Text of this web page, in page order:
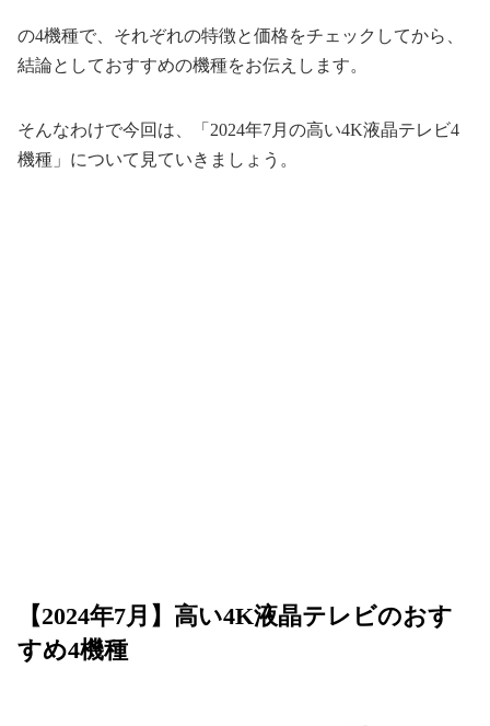
の4機種で、それぞれの特徴と価格をチェックしてから、
結論としておすすめの機種をお伝えします。
そんなわけで今回は、「2024年7月の高い4K液晶テレビ4
機種」について見ていきましょう。
【2024年7月】高い4K液晶テレビのおす
すめ4機種